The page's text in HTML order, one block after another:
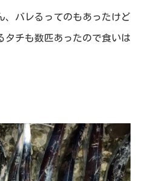
、バレるってのもあったけど
タチも数匹あったので食いは